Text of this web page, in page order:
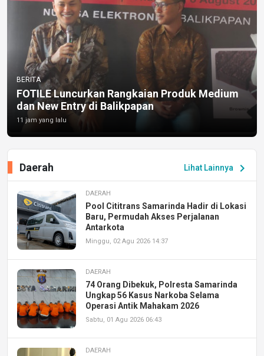
BERITA
FOTILE Luncurkan Rangkaian Produk Medium
dan New Entry di Balikpapan
11 jam yang lalu
Lihat Lainnya chevron_right
Daerah
DAERAH
Pool Cititrans Samarinda Hadir di Lokasi
Baru, Permudah Akses Perjalanan
Antarkota
Minggu, 02 Agu 2026 14:37
DAERAH
74 Orang Dibekuk, Polresta Samarinda
Ungkap 56 Kasus Narkoba Selama
Operasi Antik Mahakam 2026
Sabtu, 01 Agu 2026 06:43
DAERAH